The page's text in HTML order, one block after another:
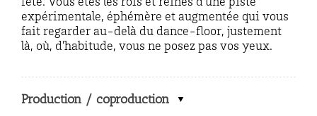
fête. Vous êtes les rois et reines d’une piste
expérimentale, éphémère et augmentée qui vous
fait regarder au-delà du dance-floor, justement
là, où, d’habitude, vous ne posez pas vos yeux.
Production / coproduction